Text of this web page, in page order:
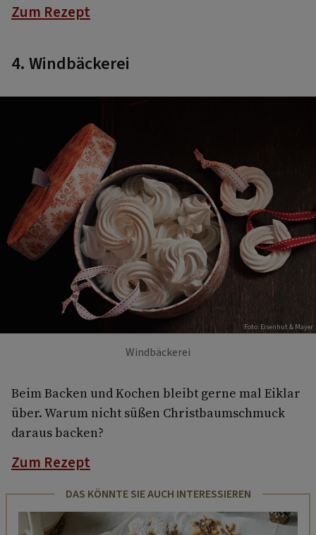
Zum Rezept
4. Windbäckerei
Foto: Eisenhut & Mayer
Windbäckerei
Beim Backen und Kochen bleibt gerne mal Eiklar
über. Warum nicht süßen Christbaumschmuck
daraus backen?
Zum Rezept
DAS KÖNNTE SIE AUCH INTERESSIEREN